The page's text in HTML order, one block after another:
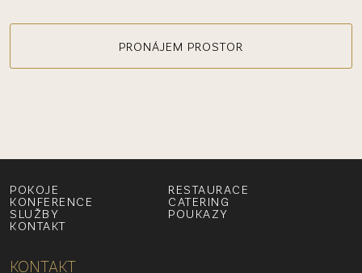
PRONÁJEM PROSTOR
POKOJE
RESTAURACE
KONFERENCE
CATERING
SLUŽBY
POUKAZY
KONTAKT
KONTAKT